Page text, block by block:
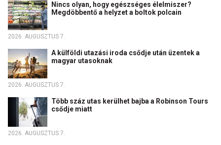
Nincs olyan, hogy egészséges élelmiszer?
Megdöbbentő a helyzet a boltok polcain
2026. AUGUSZTUS 7.
A külföldi utazási iroda csődje után üzentek a
magyar utasoknak
2026. AUGUSZTUS 7.
Több száz utas kerülhet bajba a Robinson Tours
csődje miatt
2026. AUGUSZTUS 7.